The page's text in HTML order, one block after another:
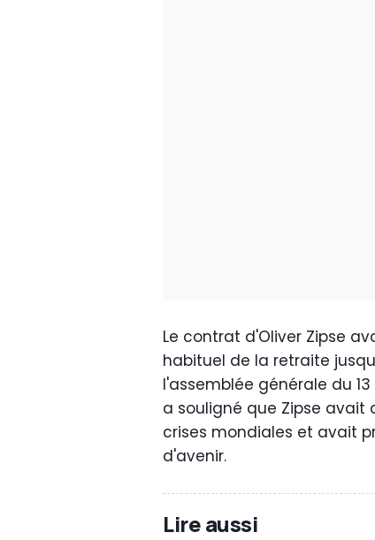
Le contrat d'Oliver Zipse
habituel de la retraite
l'assemblée générale du
a souligné que Zipse avait
crises mondiales et avait
d'avenir.
Lire aussi